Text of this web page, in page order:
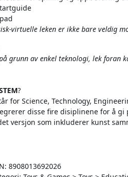
virtuelle leken er ikke bare veldig
grunn av enkel teknologi, lek foran
?
for Science, Technology,
disse fire disiplinene for å
versjon som inkluderer kunst
8908013692026